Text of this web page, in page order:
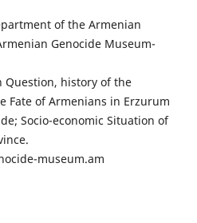
of the Armenian
Genocide Museum-
Question, history of the
Fate of Armenians in Erzurum
Socio-economic Situation of
museum.am